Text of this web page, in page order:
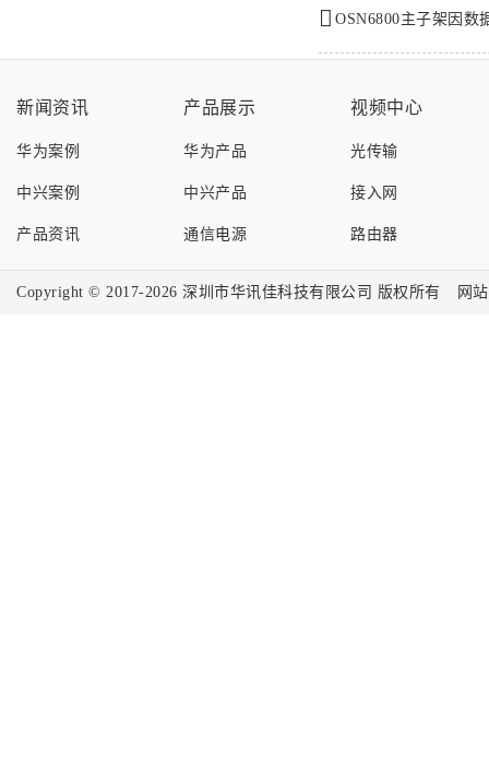
OSN6800主子架因数
新闻资讯
华为案例
中兴案例
产品资讯
产品展示
华为产品
中兴产品
通信电源
视频中心
光传输
接入网
路由器
Copyright © 2017-2026 深圳市华讯佳科技有限公司 版权所有 网